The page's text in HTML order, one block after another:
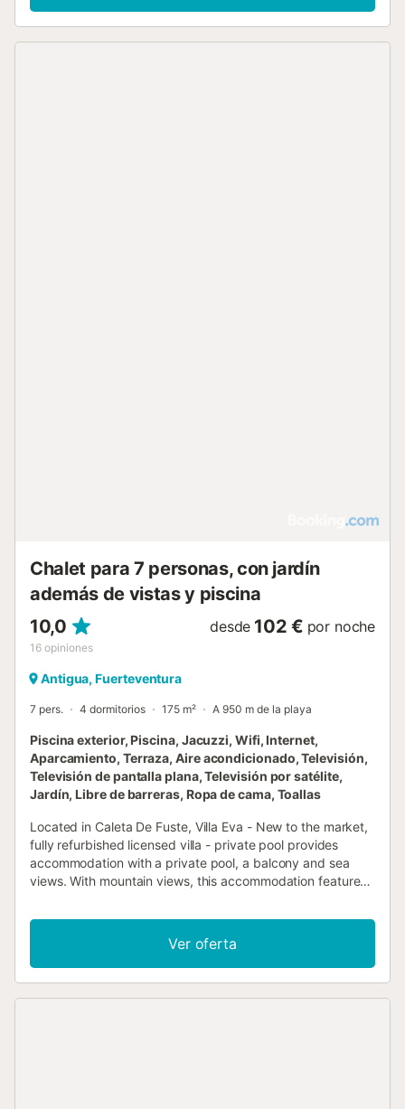
Chalet para 7 personas, con jardín
además de vistas y piscina
10,0
16 opiniones
desde 102 € por noche
Antigua, Fuerteventura
7 pers. 4 dormitorios 175 m² A 950 m de la playa
Piscina exterior, Piscina, Jacuzzi, Wifi, Internet,
Aparcamiento, Terraza, Aire acondicionado, Televisión,
Televisión de pantalla plana, Televisión por satélite,
Jardín, Libre de barreras, Ropa de cama, Toallas
Located in Caleta De Fuste, Villa Eva - New to the market,
fully refurbished licensed villa - private pool provides
accommodation with a private pool, a balcony and sea
views. With mountain views, this accommodation features
Ver oferta